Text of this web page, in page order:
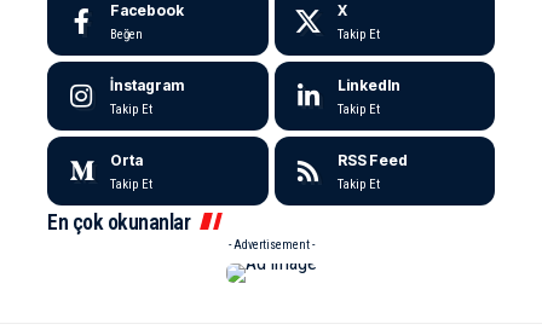
Facebook
Beğen
X
Takip Et
İnstagram
Takip Et
LinkedIn
Takip Et
Orta
Takip Et
RSS Feed
Takip Et
En çok okunanlar
- Advertisement -